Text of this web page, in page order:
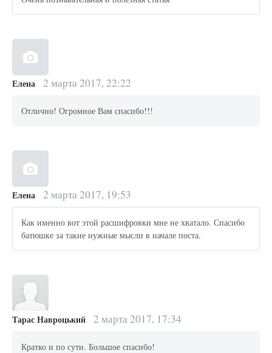
Елена 2 марта 2017, 22:22
Отлично! Огромное Вам спасибо!!!
Елена 2 марта 2017, 19:53
Как именно вот этой расшифровки мне не хватало. Спасибо
батюшке за такие нужные мысли в начале поста.
Тарас Навроцький 2 марта 2017, 17:34
Кратко и по сути. Большое спасибо!